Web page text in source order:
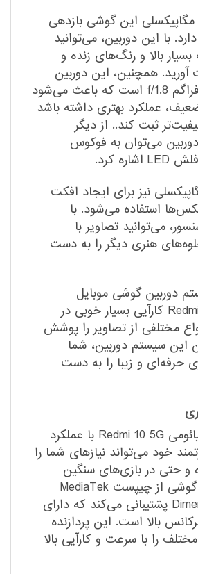
دوربین اصلی 50 مگاپیکسلی این گوشی بازدهی
با این دوربین، می‌توانید
بسیار بالا و رنگ‌های زنده و
همچنین، این دوربین
دارای دریچه دیافراگم f/1.8 است که باعث می‌شود
عملکرد بهتری داشته باشد
ثبت کند.. از دیگر
می‌توان به فوکوس
عمق 2 مگاپیکسلی نیز برای ایجاد افکت
استفاده می‌شود. با
می‌توانید تصاویر با
هنری دیگر را به دست
دوربین گوشی موبایل
شیائومی Redmi 10 5G کارآیی بسیار خوبی در
مختلفی از تصاویر را پوشش
این سیستم دوربین، شما
حرفه‌ای و زیبا را به دست
گوشی موبایل شیائومی Redmi 10 5G با عملکرد
خود می‌تواند نیازهای شما را
و حتی در بازی‌های سنگین
برطرف کند. این گوشی از چیپست MediaTek
Dimensity 700 (7nm) پشتیبانی می‌کند که دارای
بالا است. این پردازنده
را با سرعت و کارآیی بالا